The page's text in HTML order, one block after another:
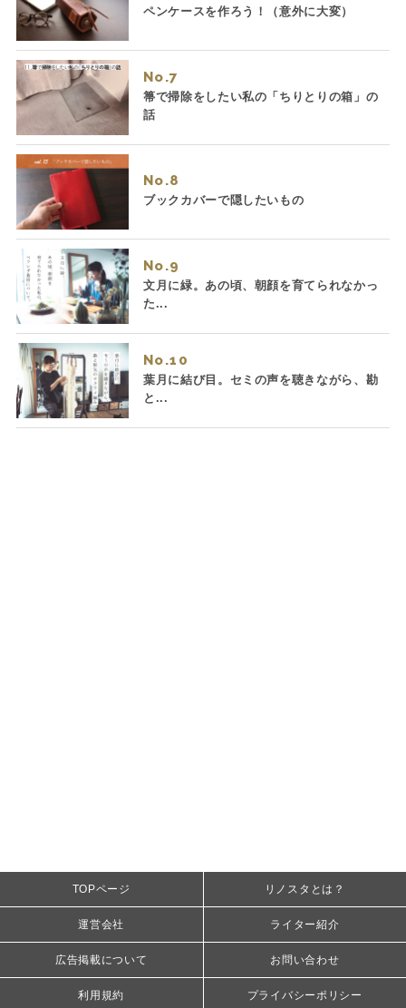
ペンケースを作ろう！（意外に大変）
No.
箒で掃除をしたい私の「ちりとりの箱」の
話
No.
ブックカバーで隠したいもの
No.
文月に緑。あの頃、朝顔を育てられなかっ
た...
No.
葉月に結び目。セミの声を聴きながら、勘
と...
TOPページ リノスタとは？
運営会社 ライター紹介
広告掲載について お問い合わせ
利用規約 プライバシーポリシー